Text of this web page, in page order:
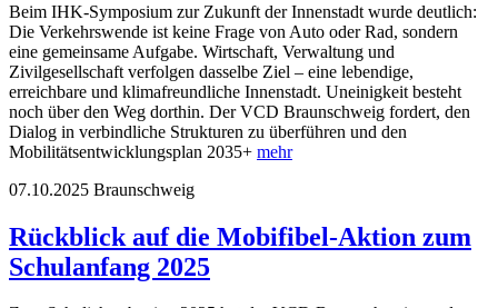
Beim IHK-Symposium zur Zukunft der Innenstadt wurde deutlich:
Die Verkehrswende ist keine Frage von Auto oder Rad, sondern
eine gemeinsame Aufgabe. Wirtschaft, Verwaltung und
Zivilgesellschaft verfolgen dasselbe Ziel – eine lebendige,
erreichbare und klimafreundliche Innenstadt. Uneinigkeit besteht
noch über den Weg dorthin. Der VCD Braunschweig fordert, den
Dialog in verbindliche Strukturen zu überführen und den
Mobilitätsentwicklungsplan 2035+ mehr
07.10.2025 Braunschweig
Rückblick auf die Mobifibel-Aktion zum
Schulanfang 2025